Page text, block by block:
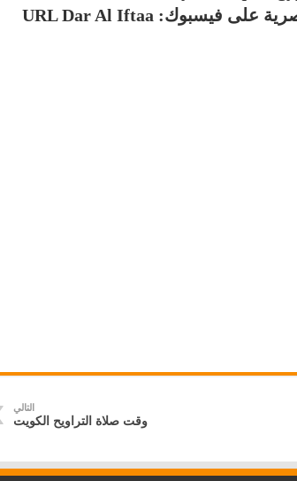
الصفحة الرسمية لدار الإفتاء المصرية على فيسبوك: URL Dar Al Iftaa
التالي
وقت صلاة التراويح الكويت